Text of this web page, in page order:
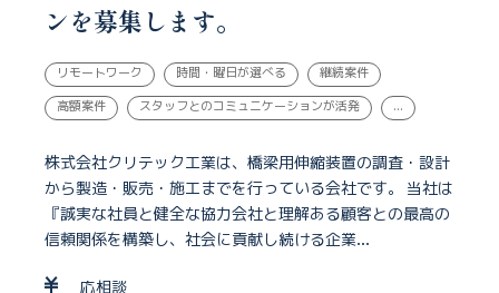
ンを募集します。
リモートワーク 時間・曜日が選べる 継続案件
高額案件 スタッフとのコミュニケーションが活発 ...
株式会社クリテック工業は、橋梁用伸縮装置の調査・設計
から製造・販売・施工までを行っている会社です。 当社は
『誠実な社員と健全な協力会社と理解ある顧客との最高の
信頼関係を構築し、社会に貢献し続ける企業...
応相談